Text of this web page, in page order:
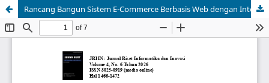
Rancang Bangun Sistem E-Commerce Berbasis Web dengan Integrasi Payment Gateway dan Layanan Pengiriman pada UMKM Gumes Shoes